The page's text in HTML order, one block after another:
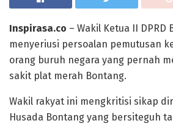
Inspirasa.co – Wakil Ketua II DPRD
menyeriusi persoalan pemutusan
orang buruh negara yang pernah
sakit plat merah Bontang.
Wakil rakyat ini mengkritisi sikap
Husada Bontang yang bersiteguh